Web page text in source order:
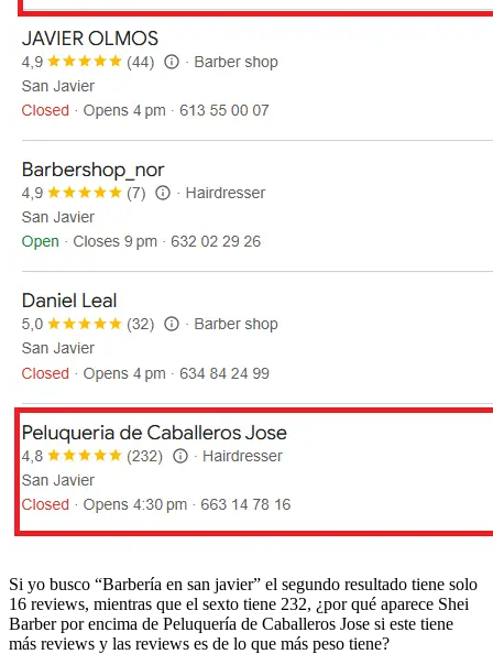
Si yo busco “Barbería en san javier” el segundo resultado tiene solo
16 reviews, mientras que el sexto tiene 232, ¿por qué aparece Shei
Barber por encima de Peluquería de Caballeros Jose si este tiene
más reviews y las reviews es de lo que más peso tiene?